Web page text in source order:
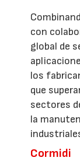
con
global de
los
que
sectores
la
Cormidi